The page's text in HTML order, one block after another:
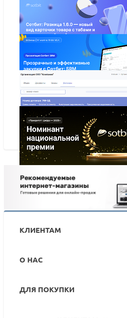
Сотбит: Розница 1.6.0 —
товара с табами и
Сотбит: SRM — Закупки без
Новая редакция Сотбит: B2B
вебинара
Сотбит — номинант
«Приоритет: Цифра — 2025»!
КЛИЕНТАМ
О НАС
ДЛЯ ПОКУПКИ